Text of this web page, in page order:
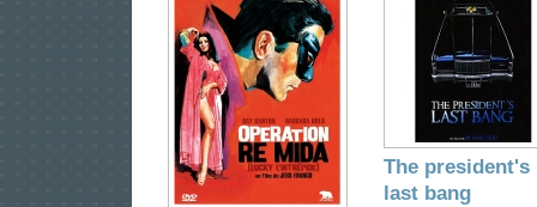
The president's
last bang